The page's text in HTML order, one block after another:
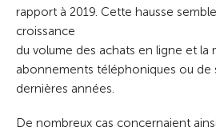
rapport à 2019. Cette hausse
croissance
du volume des achats en ligne et la
abonnements téléphoniques ou de
dernières années.
De nombreux cas concernaient